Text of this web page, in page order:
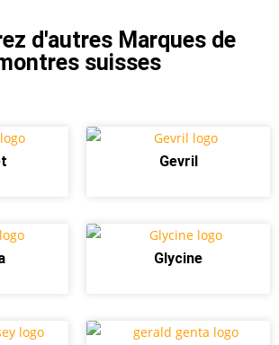
d'autres Marques de
suisses
Gevril
Glycine